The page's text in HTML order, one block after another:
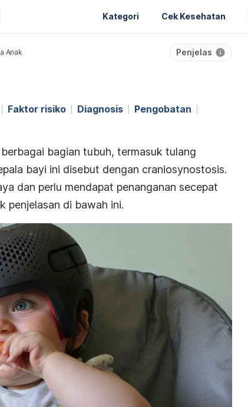
Kategori Cek Kesehatan
Anak Penjelas
Faktor risiko Diagnosis
Pengobatan
bagian tubuh, termasuk tulang
bayi ini disebut dengan craniosynostosis.
dan perlu mendapat penanganan secepat
penjelasan di bawah ini.